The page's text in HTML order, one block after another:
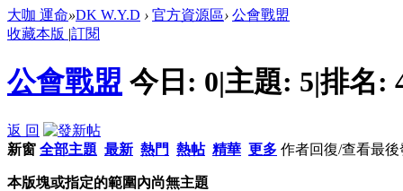
大咖 運命»DK W.Y.D › 官方資源區› 公會戰盟
收藏本版 |訂閱
公會戰盟 今日: 0|主題: 5|排名:
返 回
新窗 全部主題 最新 熱門 熱帖 精華 更多 作者回復/查看最後
本版塊或指定的範圍內尚無主題